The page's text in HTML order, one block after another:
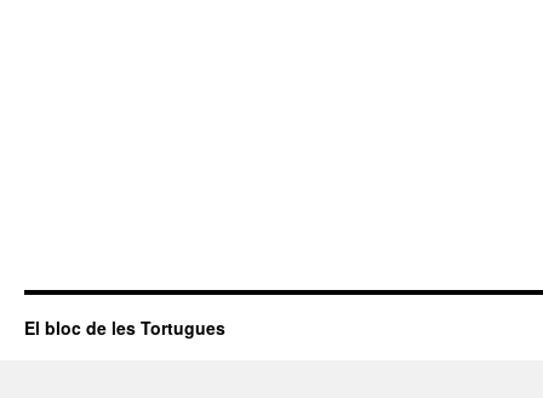
El bloc de les Tortugues